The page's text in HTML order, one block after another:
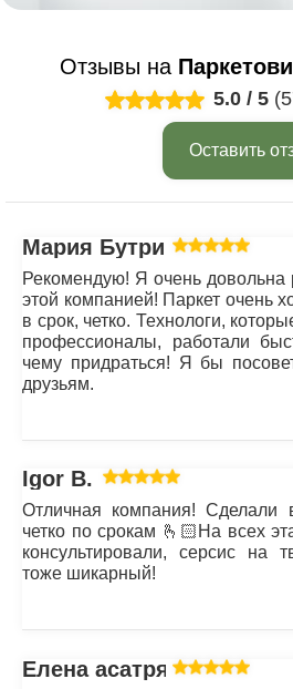
Отзывы на
5.0 / 5
Оставить
Мария Бутрим
Рекомендую! Я очень довольна
этой компанией! Паркет очень
в срок, четко. Технологи,
профессионалы, работали
чему придраться! Я бы
друзьям.
Igor B.
Отличная компания! Сделали
четко по срокам 🫰🏻На всех
консультировали, серсис на
тоже шикарный!
Елена асатрян